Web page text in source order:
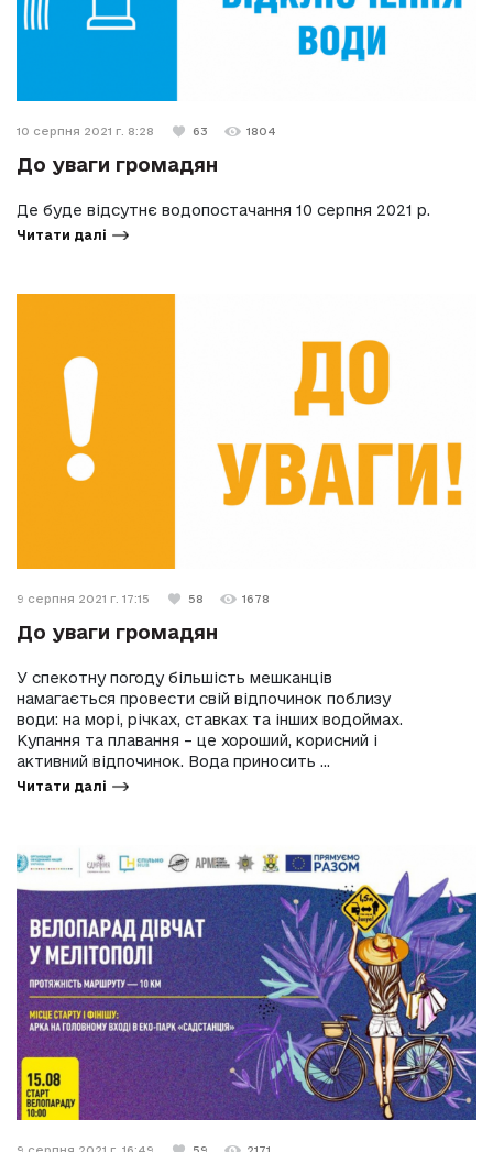
10 серпня 2021 г. 8:28 63 1804
До уваги громадян
Де буде відсутнє водопостачання 10 серпня 2021 р.
Читати далі
9 серпня 2021 г. 17:15 58 1678
До уваги громадян
У спекотну погоду більшість мешканців
намагається провести свій відпочинок поблизу
води: на морі, річках, ставках та інших водоймах.
Купання та плавання – це хороший, корисний і
активний відпочинок. Вода приносить ...
Читати далі